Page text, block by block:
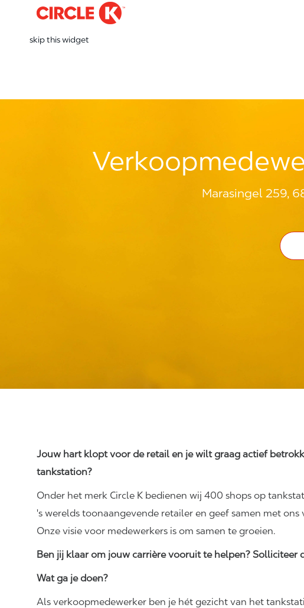
skip this widget
Marasingel 259,
Jouw hart klopt voor de retail en je wilt graag actief
tankstation?
Onder het merk Circle K bedienen wij 400 shops op
's werelds toonaangevende retailer en geef samen met
Onze visie voor medewerkers is om samen te groeien.
Ben jij klaar om jouw carrière vooruit te helpen? Solliciteer
Wat ga je doen?
Als verkoopmedewerker ben je hét gezicht van het